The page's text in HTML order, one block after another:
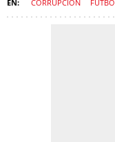
CORRUPCIÓN FÚTBOL